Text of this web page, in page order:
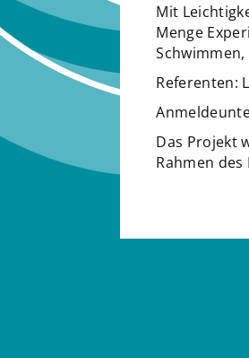
Mit
Menge
Referenten:
Das Projekt
Rahmen des